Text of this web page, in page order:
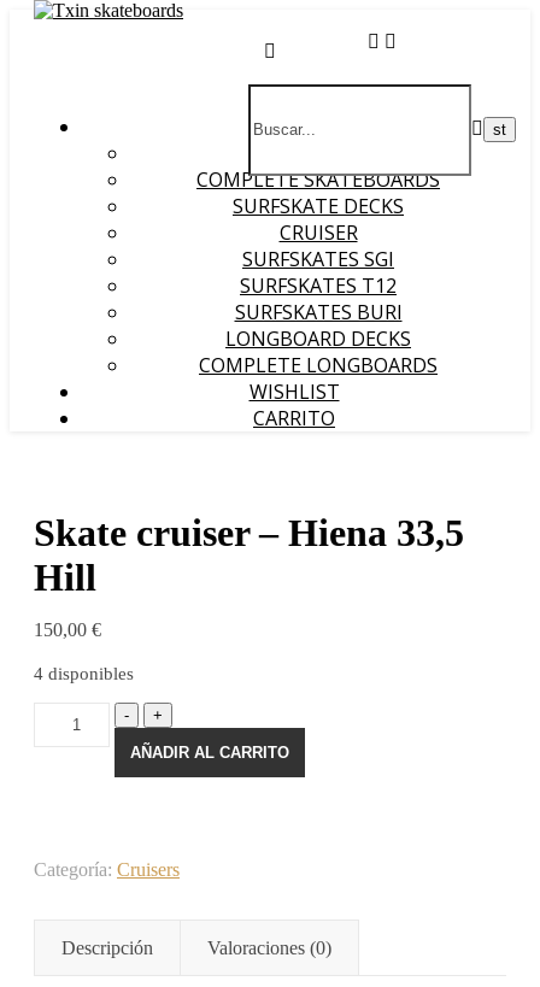
HOME
COMPLETE SKATEBOARDS
SURFSKATE DECKS
CRUISER
SURFSKATES SGI
SURFSKATES T12
SURFSKATES BURI
LONGBOARD DECKS
COMPLETE LONGBOARDS
WISHLIST
CARRITO
Skate cruiser – Hiena 33,5
Hill
150,00 €
4 disponibles
Skate
cruiser
Hiena
- +
AÑADIR AL CARRITO
Categoría: Cruisers
Descripción Valoraciones (0)